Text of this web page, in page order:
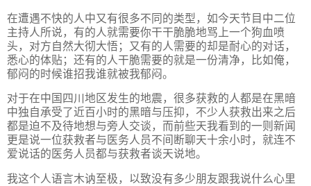
在遭遇不快的人中又有很多不同的类型，如今天节目中二位
主持人所说，有的人就需要你干干脆脆地骂上一个狗血喷
头，对方自然大彻大悟；又有的人需要的却是耐心的对话，
悉心的体贴；还有的人干脆需要的就是一份清净，比如俺，
郁闷的时候谁招我谁就被我郁闷。
对于在中国四川地区发生的地震，很多获救的人都是在黑暗
中独自承受了近百小时的黑暗与压抑，不少人获救出来之后
都是迫不及待地想与旁人交谈，而前些天我看到的一则新闻
更是说一位获救者与医务人员不间断聊天十余小时，就连不
爱说话的医务人员都与获救者谈天说地。
我这个人语言木讷至极，以致没有多少朋友跟我说什么心里